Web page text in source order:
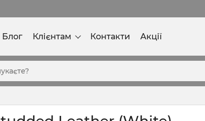
Блог Клієнтам Контакти Акції